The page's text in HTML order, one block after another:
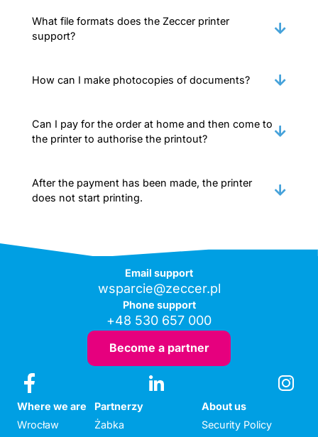
What file formats does the Zeccer printer
support?
How can I make photocopies of documents?
Can I pay for the order at home and then come to
the printer to authorise the printout?
After the payment has been made, the printer
does not start printing.
Email support
wsparcie@zeccer.pl
Phone support
+48 530 657 000
Become a partner
Where we are
Wrocław
Partnerzy
Żabka
About us
Security Policy